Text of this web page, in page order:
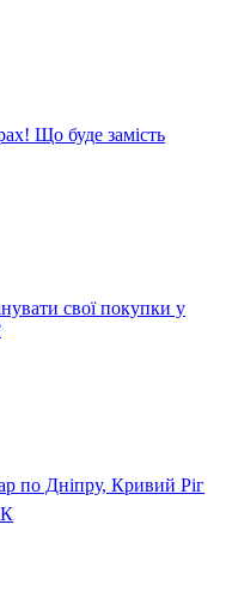
Що буде замість
свої покупки у
по Дніпру, Кривий Ріг